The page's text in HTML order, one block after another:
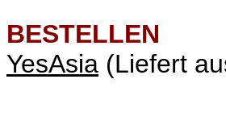
BESTELLEN
YesAsia (Liefert